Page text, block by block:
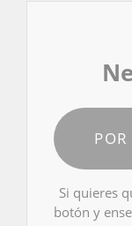
Si quieres
botón y